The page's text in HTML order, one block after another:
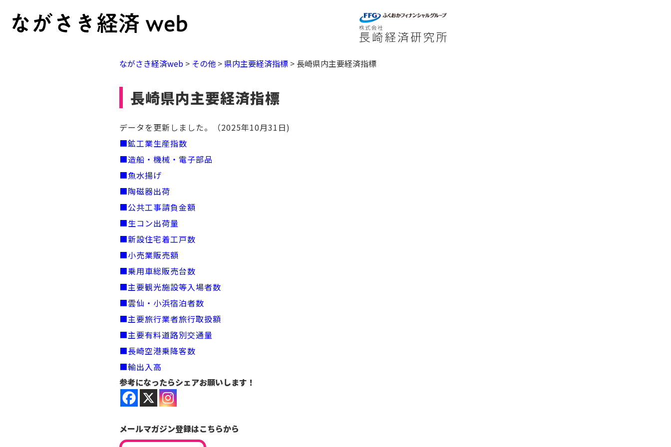
ながさき経済web > その他 > 県内主要経済指標 > 長崎県内主要経済指標
長崎県内主要経済指標
データを更新しました。（2025年10月31日)
■鉱工業生産指数
■造船・機械・電子部品
■魚水揚げ
■陶磁器出荷
■公共工事請負金額
■生コン出荷量
■新設住宅着工戸数
■小売業販売額
■乗用車総販売台数
■主要観光施設等入場者数
■雲仙・小浜宿泊者数
■主要旅行業者旅行取扱額
■主要有料道路別交通量
■長崎空港乗降客数
■輸出入高
参考になったらシェアお願いします！
メールマガジン登録はこちらから